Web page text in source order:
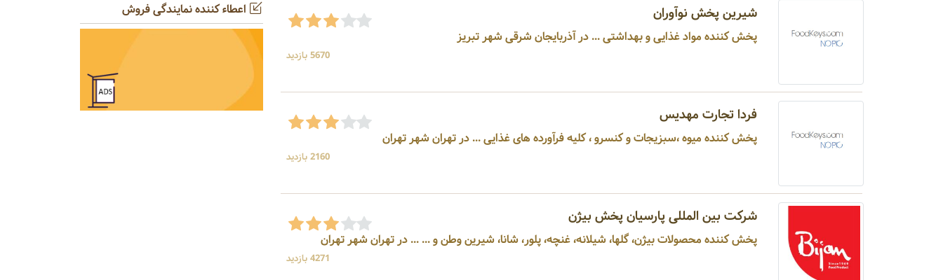
شیرین پخش نوآوران
پخش کننده مواد غذایی و بهداشتی ... در آذربایجان شرقی شهر تبریز
5670 بازدید
فردا تجارت مهدیس
پخش کننده میوه ،سبزیجات و کنسرو ، کلیه فرآورده های غذایی ... در تهران شهر تهران
2160 بازدید
شرکت بین المللی پارسیان پخش بیژن
پخش کننده محصولات بیژن، گلها، شیلانه، غنچه، پلور، شانا، شیرین وطن و ... ... در تهران شهر تهران
4271 بازدید
اعطاء کننده نمایندگی فروش